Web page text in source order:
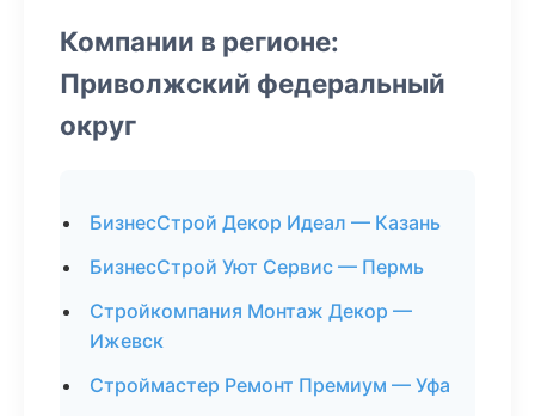
Компании в регионе:
Приволжский федеральный
округ
БизнесСтрой Декор Идеал — Казань
БизнесСтрой Уют Сервис — Пермь
Стройкомпания Монтаж Декор —
Ижевск
Строймастер Ремонт Премиум — Уфа